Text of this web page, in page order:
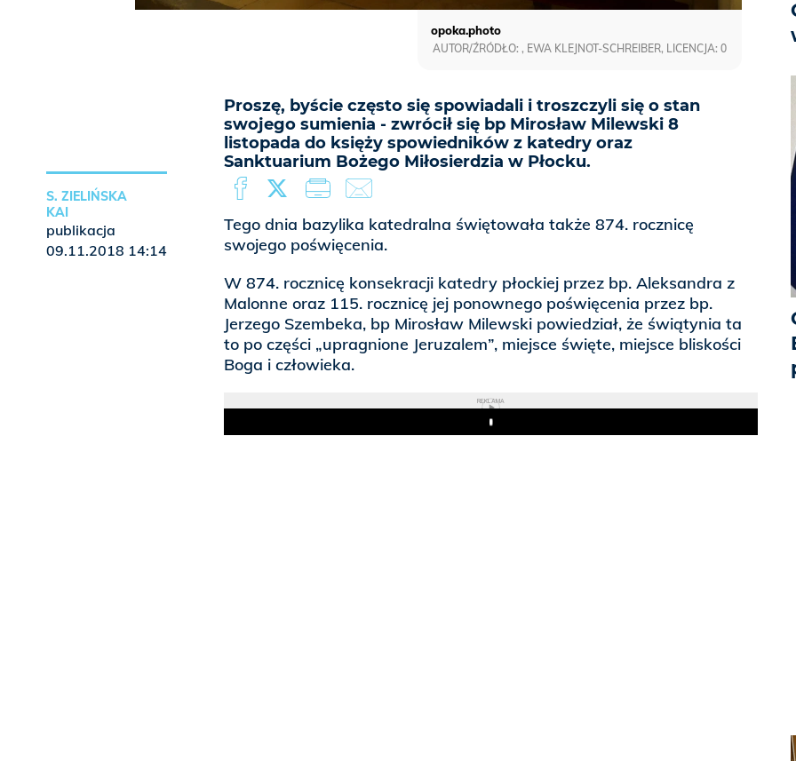
Proszę, byście często się spowiadali i troszczyli się o stan
swojego sumienia - zwrócił się bp Mirosław Milewski 8
listopada do księży spowiedników z katedry oraz
Sanktuarium Bożego Miłosierdzia w Płocku.
opoka.photo
AUTOR/ŹRÓDŁO: , EWA KLEJNOT-SCHREIBER, LICENCJA: 0
Tego dnia bazylika katedralna świętowała także 874. rocznicę
swojego poświęcenia.
W 874. rocznicę konsekracji katedry płockiej przez bp. Aleksandra z
Malonne oraz 115. rocznicę jej ponownego poświęcenia przez bp.
Jerzego Szembeka, bp Mirosław Milewski powiedział, że świątynia ta
to po części „upragnione Jeruzalem”, miejsce święte, miejsce bliskości
Boga i człowieka.
REKLAMA
Play
S. ZIELIŃSKA
KAI
publikacja
09.11.2018 14:14